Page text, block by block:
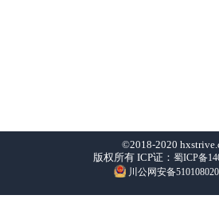
©2018-2020
版权所有 ICP证： 蜀ICP备
川公网安备